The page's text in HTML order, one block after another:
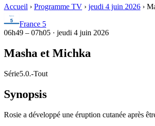
Accueil › Programme TV › jeudi 4 juin 2026 ›
France 5
06h49 – 07h05 · jeudi 4 juin 2026
Masha et Michka
Série5.0.-Tout
Synopsis
Rosie a développé une éruption cutanée après